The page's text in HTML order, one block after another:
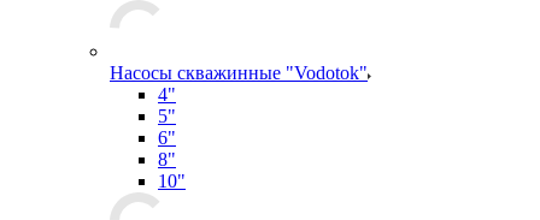
Насосы скважинные "Vodotok"
4"
5"
6"
8"
10"